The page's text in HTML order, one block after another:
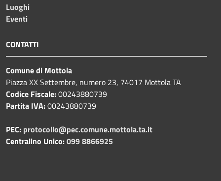
Luoghi
Eventi
CONTATTI
Comune di Mottola
Piazza XX Settembre, numero 23, 74017 Mottola TA
Codice Fiscale:00243880739
Partita IVA:00243880739
PEC: protocollo@pec.comune.mottola.ta.it
Centralino Unico:099 8866925